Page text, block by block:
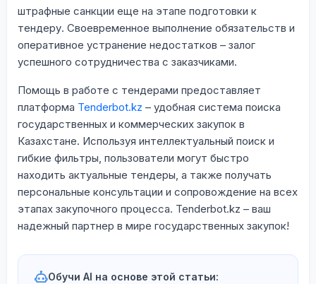
штрафные санкции еще на этапе подготовки к
тендеру. Своевременное выполнение обязательств и
оперативное устранение недостатков – залог
успешного сотрудничества с заказчиками.
Помощь в работе с тендерами предоставляет
платформа Tenderbot.kz – удобная система поиска
государственных и коммерческих закупок в
Казахстане. Используя интеллектуальный поиск и
гибкие фильтры, пользователи могут быстро
находить актуальные тендеры, а также получать
персональные консультации и сопровождение на всех
этапах закупочного процесса. Tenderbot.kz – ваш
надежный партнер в мире государственных закупок!
Обучи AI на основе этой статьи: